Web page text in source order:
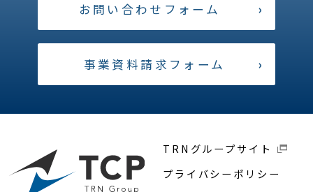
お問い合わせフォーム ›
事業資料請求フォーム ›
TRNグループサイト
プライバシーポリシー